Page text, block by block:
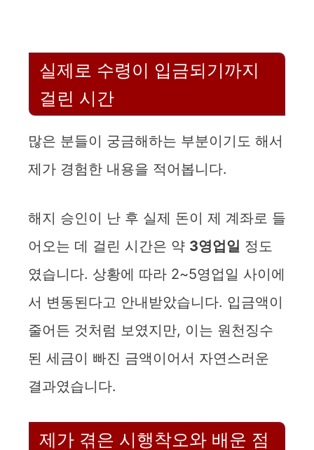
실제로 수령이 입금되기까지
걸린 시간
많은 분들이 궁금해하는 부분이기도 해서
제가 경험한 내용을 적어봅니다.
해지 승인이 난 후 실제 돈이 제 계좌로 들
어오는 데 걸린 시간은 약 3영업일 정도
였습니다. 상황에 따라 2~5영업일 사이에
서 변동된다고 안내받았습니다. 입금액이
줄어든 것처럼 보였지만, 이는 원천징수
된 세금이 빠진 금액이어서 자연스러운
결과였습니다.
제가 겪은 시행착오와 배운 점